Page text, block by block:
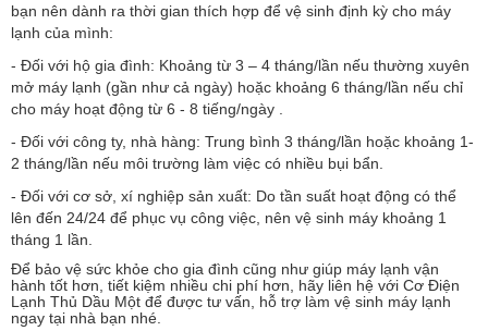
bạn nên dành ra thời gian thích hợp để vệ sinh định kỳ cho máy
lạnh của mình:
- Đối với hộ gia đình: Khoảng từ 3 – 4 tháng/lần nếu thường xuyên
mở máy lạnh (gần như cả ngày) hoặc khoảng 6 tháng/lần nếu chỉ
cho máy hoạt động từ 6 - 8 tiếng/ngày .
- Đối với công ty, nhà hàng: Trung bình 3 tháng/lần hoặc khoảng 1-
2 tháng/lần nếu môi trường làm việc có nhiều bụi bẩn.
- Đối với cơ sở, xí nghiệp sản xuất: Do tần suất hoạt động có thể
lên đến 24/24 để phục vụ công việc, nên vệ sinh máy khoảng 1
tháng 1 lần.
Để bảo vệ sức khỏe cho gia đình cũng như giúp máy lạnh vận
hành tốt hơn, tiết kiệm nhiều chi phí hơn, hãy liên hệ với Cơ Điện
Lạnh Thủ Dầu Một để được tư vấn, hỗ trợ làm vệ sinh máy lạnh
ngay tại nhà bạn nhé.